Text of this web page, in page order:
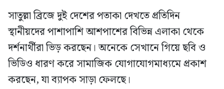
সাতুল্লা ব্রিজে দুই দেশের পতাকা দেখতে প্রতিদিন
স্থানীয়দের পাশাপাশি আশপাশের বিভিন্ন এলাকা থেকে
দর্শনার্থীরা ভিড় করছেন। অনেকে সেখানে গিয়ে ছবি ও
ভিডিও ধারণ করে সামাজিক যোগাযোগমাধ্যমে প্রকাশ
করছেন, যা ব্যাপক সাড়া ফেলছে।